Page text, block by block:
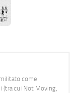
come
(tra cui Not Moving,